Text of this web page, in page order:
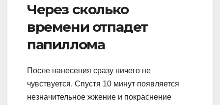
Через сколько
времени отпадет
папиллома
После нанесения сразу ничего не
чувствуется. Спустя 10 минут появляется
незначительное жжение и покраснение